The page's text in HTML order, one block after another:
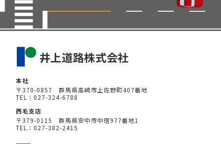
本社
〒370-0857 群馬県高崎市上佐野町407番地
TEL：027-324-6788
西毛支店
〒379-0115 群馬県安中市中宿977番地1
TEL：027-382-2415